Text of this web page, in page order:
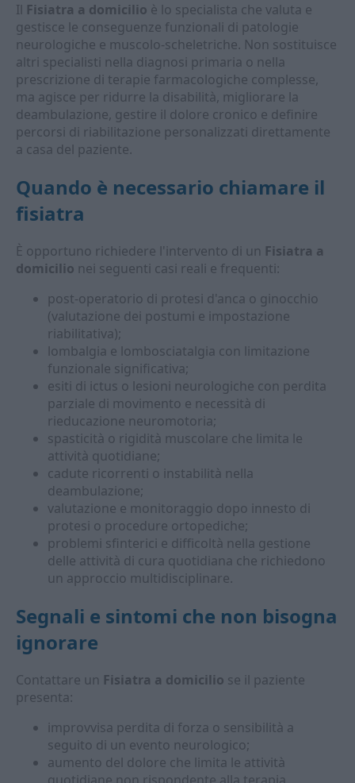
Il Fisiatra a domicilio è lo specialista che valuta e
gestisce le conseguenze funzionali di patologie
neurologiche e muscolo-scheletriche. Non sostituisce
altri specialisti nella diagnosi primaria o nella
prescrizione di terapie farmacologiche complesse,
ma agisce per ridurre la disabilità, migliorare la
deambulazione, gestire il dolore cronico e definire
percorsi di riabilitazione personalizzati direttamente
a casa del paziente.
Quando è necessario chiamare il
fisiatra
È opportuno richiedere l'intervento di un Fisiatra a
domicilio nei seguenti casi reali e frequenti:
post-operatorio di protesi d'anca o ginocchio
(valutazione dei postumi e impostazione
riabilitativa);
lombalgia e lombosciatalgia con limitazione
funzionale significativa;
esiti di ictus o lesioni neurologiche con perdita
parziale di movimento e necessità di
rieducazione neuromotoria;
spasticità o rigidità muscolare che limita le
attività quotidiane;
cadute ricorrenti o instabilità nella
deambulazione;
valutazione e monitoraggio dopo innesto di
protesi o procedure ortopediche;
problemi sfinterici e difficoltà nella gestione
delle attività di cura quotidiana che richiedono
un approccio multidisciplinare.
Segnali e sintomi che non bisogna
ignorare
Contattare un Fisiatra a domicilio se il paziente
presenta:
improvvisa perdita di forza o sensibilità a
seguito di un evento neurologico;
aumento del dolore che limita le attività